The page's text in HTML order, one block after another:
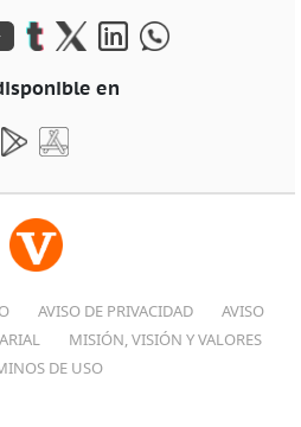
en
AVISO DE PRIVACIDAD
AVISO
MISIÓN, VISIÓN Y VALORES
DE USO